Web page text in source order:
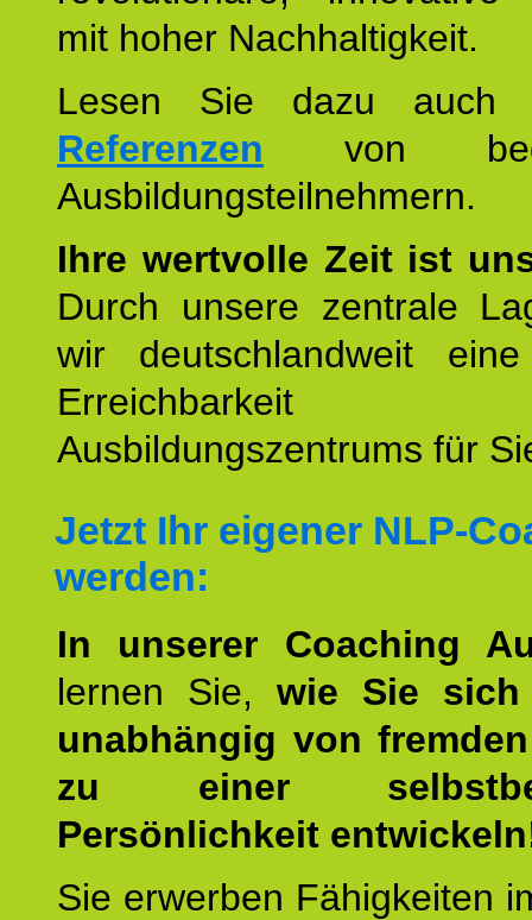
mit hoher Nachhaltigkeit.
Lesen Sie dazu
Referenzen von
Ausbildungsteilnehmern.
Ihre wertvolle Zeit ist
Durch unsere zentrale
wir deutschlandweit
Erreichbarkeit
Ausbildungszentrums für
Jetzt Ihr eigener NLP-
werden:
In unserer Coaching
lernen Sie, wie Sie
unabhängig von
zu einer
Persönlichkeit
Sie erwerben Fähigkeiten